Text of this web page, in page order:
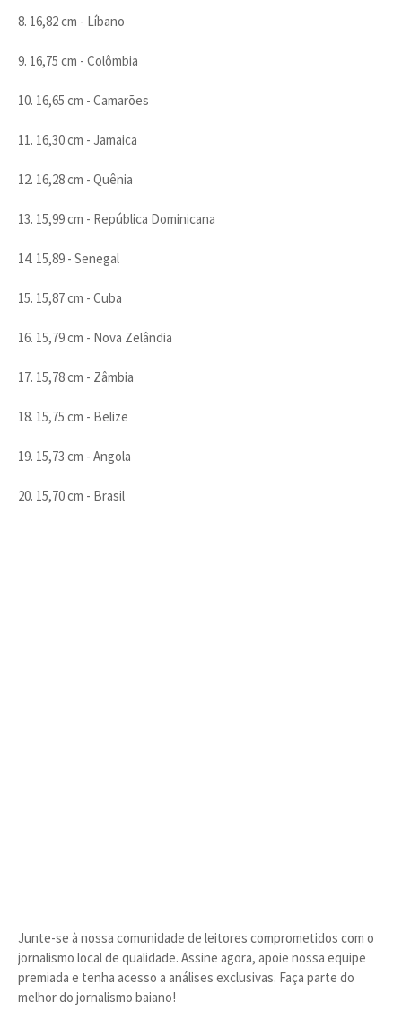
8. 16,82 cm - Líbano
9. 16,75 cm - Colômbia
10. 16,65 cm - Camarões
11. 16,30 cm - Jamaica
12. 16,28 cm - Quênia
13. 15,99 cm - República Dominicana
14. 15,89 - Senegal
15. 15,87 cm - Cuba
16. 15,79 cm - Nova Zelândia
17. 15,78 cm - Zâmbia
18. 15,75 cm - Belize
19. 15,73 cm - Angola
20. 15,70 cm - Brasil
Junte-se à nossa comunidade de leitores comprometidos com o
jornalismo local de qualidade. Assine agora, apoie nossa equipe
premiada e tenha acesso a análises exclusivas. Faça parte do
melhor do jornalismo baiano!